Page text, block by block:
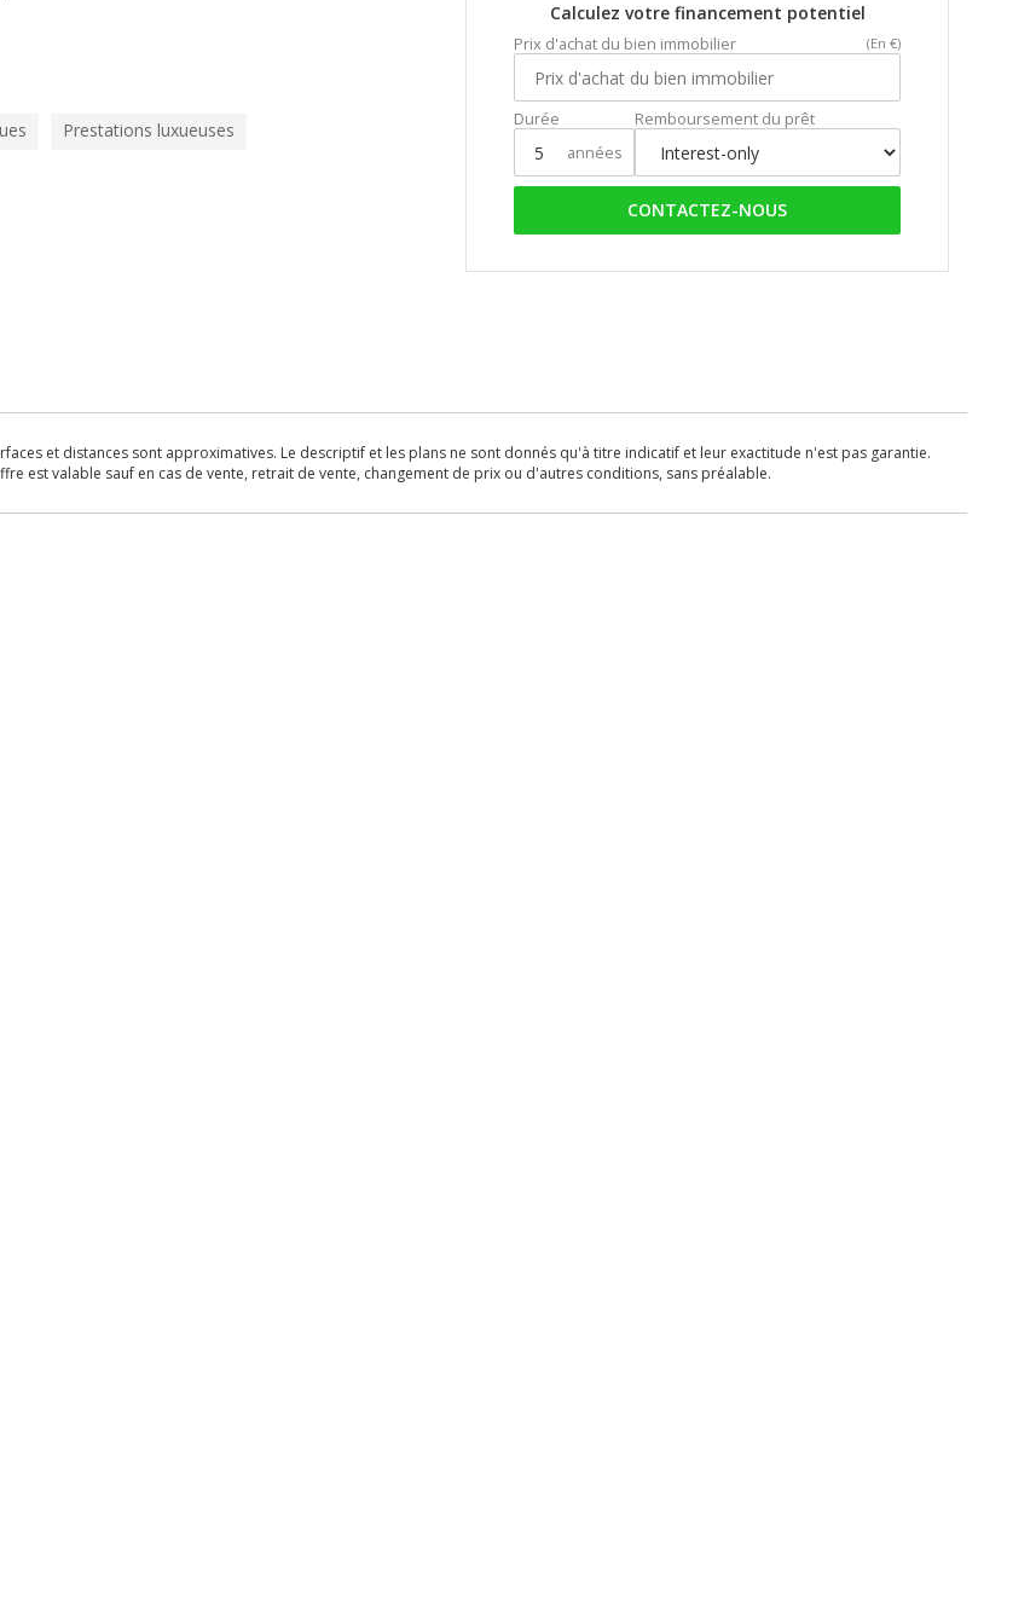
Calculez votre financement potentiel
Prix d'achat du bien immobilier (En €)
Durée
années
Remboursement du prêt
CONTACTEZ-NOUS
Prestations luxueuses
et distances sont approximatives. Le descriptif et les plans ne sont donnés qu'à titre indicatif et leur exactitude n'est pas garantie.
est valable sauf en cas de vente, retrait de vente, changement de prix ou d'autres conditions, sans préalable.